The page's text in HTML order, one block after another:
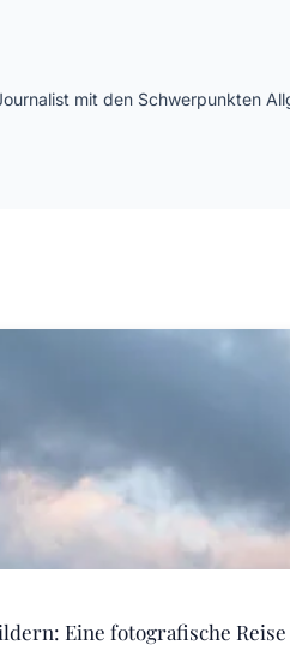
mit den Schwerpunkten
Eine fotografische